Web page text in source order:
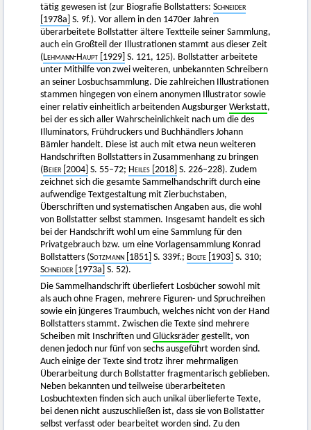
tätig gewesen ist (zur Biografie Bollstatters: Schneider
[1978a] S. 9f.). Vor allem in den 1470er Jahren
überarbeitete Bollstatter ältere Textteile seiner Sammlung,
auch ein Großteil der Illustrationen stammt aus dieser Zeit
(Lehmann-Haupt [1929] S. 121, 125). Bollstatter arbeitete
unter Mithilfe von zwei weiteren, unbekannten Schreibern
an seiner Losbuchsammlung. Die zahlreichen Illustrationen
stammen hingegen von einem anonymen Illustrator sowie
einer relativ einheitlich arbeitenden Augsburger Werkstatt,
bei der es sich aller Wahrscheinlichkeit nach um die des
Illuminators, Frühdruckers und Buchhändlers Johann
Bämler handelt. Diese ist auch mit etwa neun weiteren
Handschriften Bollstatters in Zusammenhang zu bringen
(Beier [2004] S. 55–72; Heiles [2018] S. 226–228). Zudem
zeichnet sich die gesamte Sammelhandschrift durch eine
aufwendige Textgestaltung mit Zierbuchstaben,
Überschriften und systematischen Angaben aus, die wohl
von Bollstatter selbst stammen. Insgesamt handelt es sich
bei der Handschrift wohl um eine Sammlung für den
Privatgebrauch bzw. um eine Vorlagensammlung Konrad
Bollstatters (Sotzmann [1851] S. 339f.; Bolte [1903] S. 310;
Schneider [1973a] S. 52).
Die Sammelhandschrift überliefert Losbücher sowohl mit
als auch ohne Fragen, mehrere Figuren- und Spruchreihen
sowie ein jüngeres Traumbuch, welches nicht von der Hand
Bollstatters stammt. Zwischen die Texte sind mehrere
Scheiben mit Inschriften und Glücksräder gestellt, von
denen jedoch nur fünf von sechs ausgeführt worden sind.
Auch einige der Texte sind trotz ihrer mehrmaligen
Überarbeitung durch Bollstatter fragmentarisch geblieben.
Neben bekannten und teilweise überarbeiteten
Losbuchtexten finden sich auch unikal überlieferte Texte,
bei denen nicht auszuschließen ist, dass sie von Bollstatter
selbst verfasst oder bearbeitet worden sind. Zu den